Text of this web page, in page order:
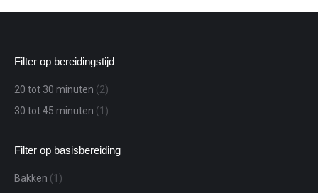
Filter op bereidingstijd
20 tot 30 minuten (2)
30 tot 45 minuten (1)
Filter op basisbereiding
Bakken (1)